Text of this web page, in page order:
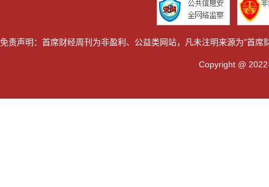
免责声明：首席财经周刊为非盈利、公益类网站，凡未注明来源为"首
Copyright @